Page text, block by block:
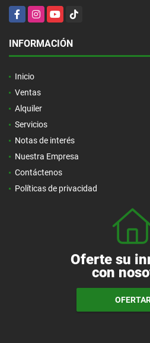
FacebookInstagramYouTubeTikTok
INFORMACIÓN
Inicio
Ventas
Alquiler
Servicios
Notas de interés
Nuestra Empresa
Contáctenos
Políticas de privacidad
Oferte su
con